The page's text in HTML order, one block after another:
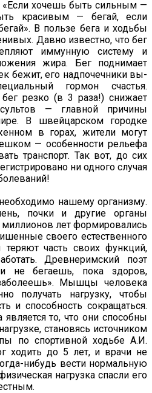
«Если хочешь быть сильным —
красивым — бегай, если
В пользе бега и ходьбы
Давно известно, что бег
иммун­ную систему и
жира. Бег подни­мает
бежит, его надпочечники вы­
гормон счастья.
резко (в 3 раза!) снижает
— главной причины
В швейцарском городке
в горах, жители могут
— осо­бенности рельефа
транспорт. Так вот, до сих
ни од­ного случая
нашему организму.
почки и другие органы
лет формировались
своего естественного
те­ряют часть своих функций,
Древнеримский поэт
не бегаешь, пока здоров,
Мышцы человека
получать нагрузку, чтобы
и способность сокращаться.
то, что они способны
становясь источником
по спортивной ходьбе А.И.
ходить до 5 лет, и врачи не
нибудь вести нормальную
нагрузка спасли его